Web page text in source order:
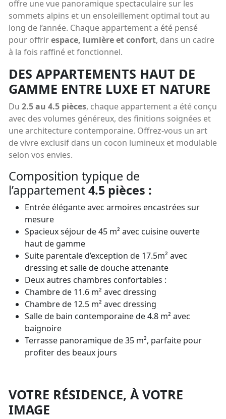
offre une vue panoramique spectaculaire sur les
sommets alpins et un ensoleillement optimal tout au
long de l’année. Chaque appartement a été pensé
pour offrirespace, lumière et confort, dans un cadre
à la fois raffiné et fonctionnel.
DES APPARTEMENTS HAUT DE
GAMME ENTRE LUXE ET NATURE
Du 2.5 au 4.5 pièces, chaque appartement a été conçu
avec des volumes généreux, des finitions soignées et
une architecture contemporaine. Offrez-vous un art
de vivre exclusif dans un cocon lumineux et modulable
selon vos envies.
Composition typique de
l’appartement4.5 pièces :
Entrée élégante avec armoires encastrées sur
mesure
Spacieux séjour de 45 m² avec cuisine ouverte
haut de gamme
Suite parentale d’exception de 17.5m² avec
dressing et salle de douche attenante
Deux autres chambres confortables :
Chambre de 11.6 m² avec dressing
Chambre de 12.5 m² avec dressing
Salle de bain contemporaine de 4.8 m² avec
baignoire
Terrasse panoramique de 35 m², parfaite pour
profiter des beaux jours
VOTRE RÉSIDENCE, À VOTRE
IMAGE